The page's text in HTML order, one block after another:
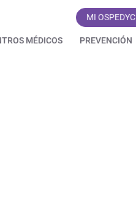
MI OSPEDYC
MÉDICOS PREVENCIÓN